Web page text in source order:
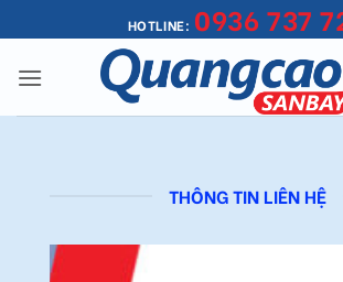
qua
nội
HOTLINE: 0936 737
THÔNG TIN LIÊN HỆ